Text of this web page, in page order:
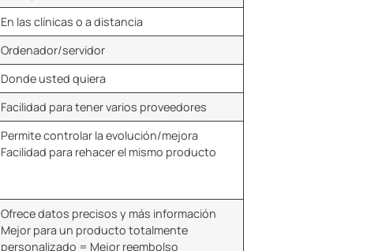
En las clínicas o a distancia
Ordenador/servidor
Donde usted quiera
Facilidad para tener varios proveedores
Permite controlar la evolución/mejora
Facilidad para rehacer el mismo producto
Ofrece datos precisos y más información
Mejor para un producto totalmente
personalizado = Mejor reembolso